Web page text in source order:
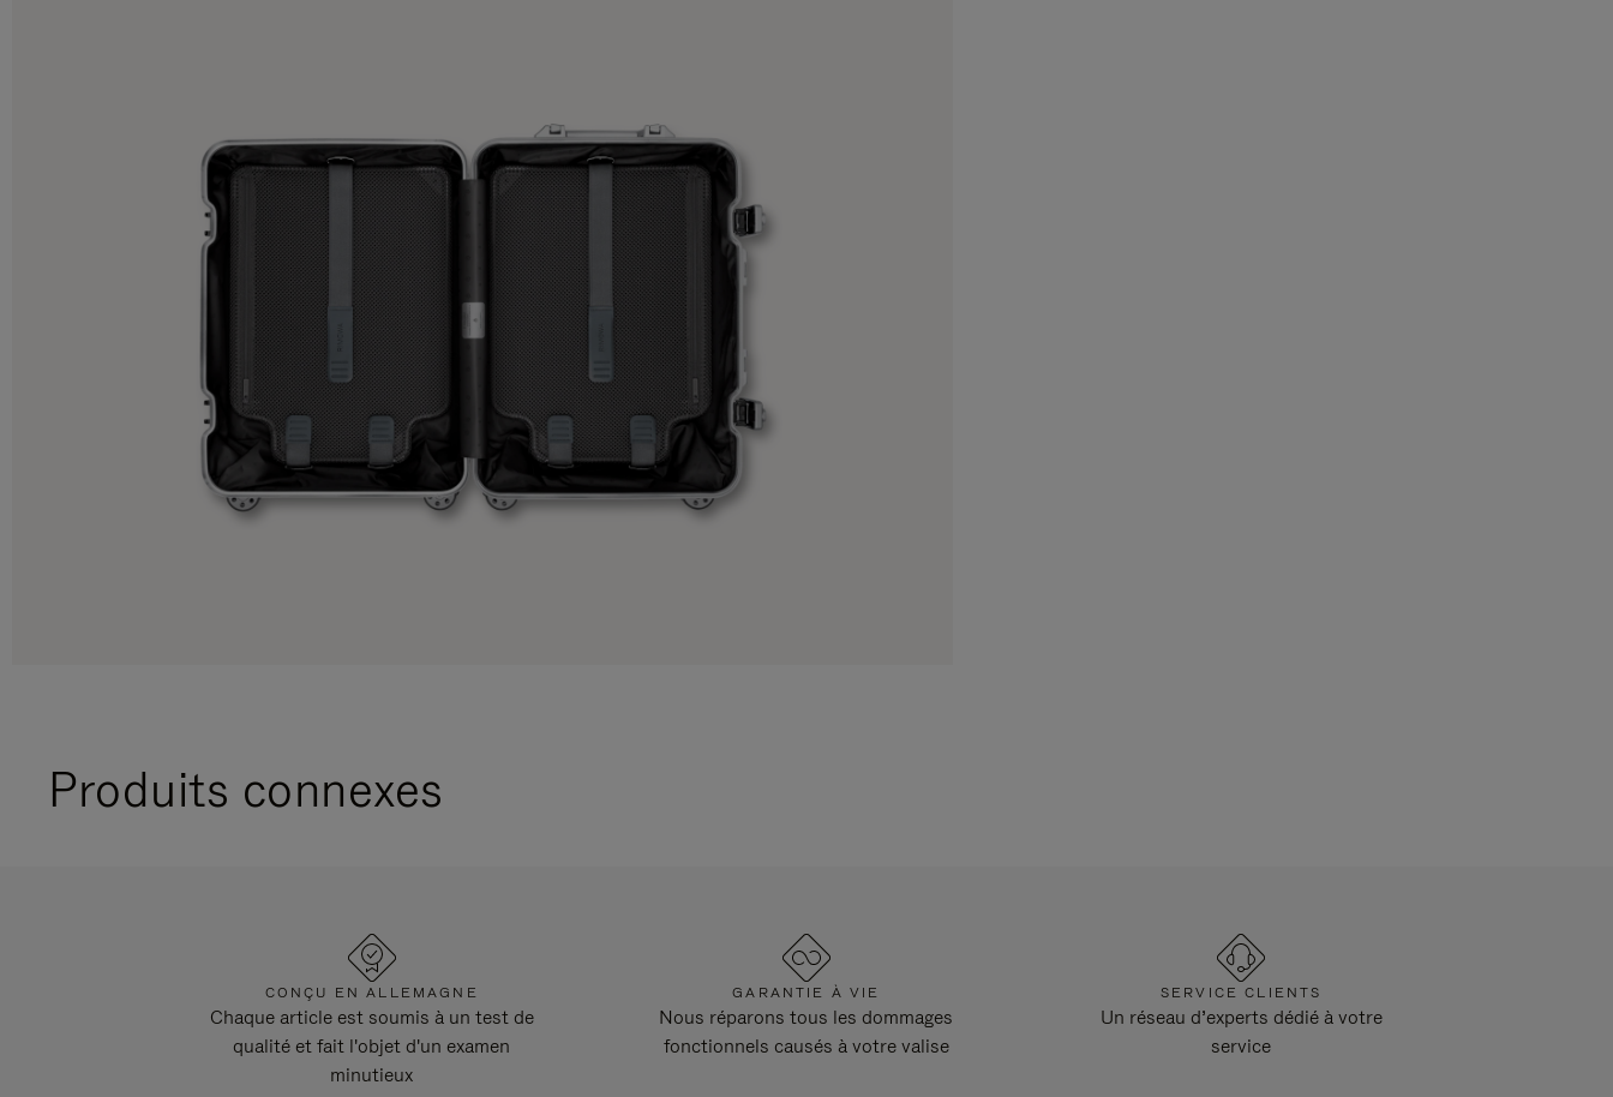
Produits connexes
CONÇU EN ALLEMAGNE
Chaque article est soumis à un test de
qualité et fait l'objet d'un examen
minutieux
GARANTIE À VIE
Nous réparons tous les dommages
fonctionnels causés à votre valise
SERVICE CLIENTS
Un réseau d’experts dédié à votre
service